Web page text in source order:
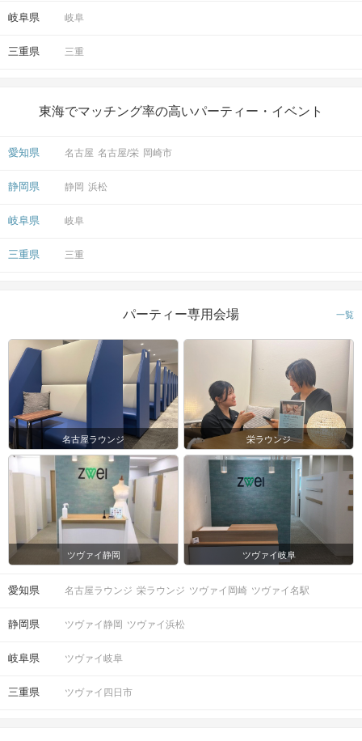
岐阜県 岐阜
三重県 三重
東海でマッチング率の高いパーティー・イベント
愛知県 名古屋 名古屋/栄 岡崎市
静岡県 静岡 浜松
岐阜県 岐阜
三重県 三重
パーティー専用会場 一覧
名古屋ラウンジ 栄ラウンジ
ツヴァイ静岡 ツヴァイ岐阜
愛知県 名古屋ラウンジ 栄ラウンジ ツヴァイ岡崎 ツヴァイ名駅
静岡県 ツヴァイ静岡 ツヴァイ浜松
岐阜県 ツヴァイ岐阜
三重県 ツヴァイ四日市